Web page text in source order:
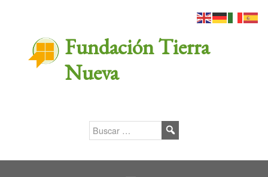
Fundación Tierra
Nueva